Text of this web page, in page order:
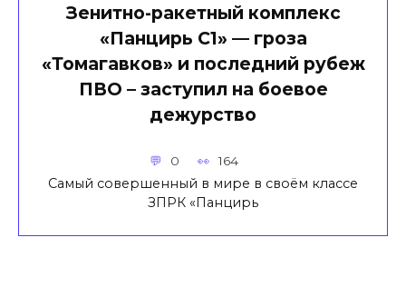
Зенитно-ракетный комплекс
«Панцирь С1» — гроза
«Томагавков» и последний рубеж
ПВО – заступил на боевое
дежурство
0 164
Самый совершенный в мире в своём классе
ЗПРК «Панцирь